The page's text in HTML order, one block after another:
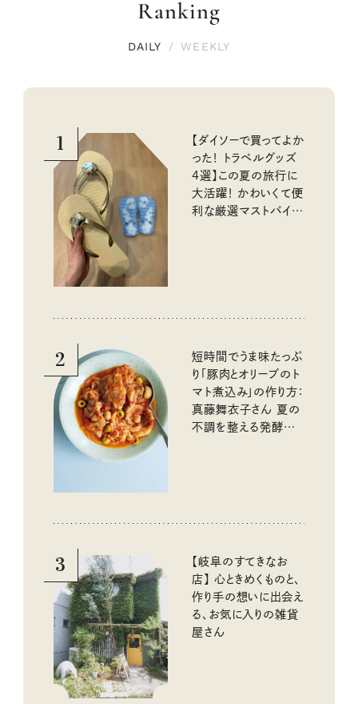
Ranking
DAILY / WEEKLY
1
【ダイソーで買ってよか
った！ トラベルグッズ
4選】この夏の旅行に
大活躍！ かわいくて便
利な厳選マストバイア
2
短時間でうま味たっぷ
り「豚肉とオリーブのト
マト煮込み」の作り方：
真藤舞衣子さん 夏の
不調を整える発酵レ
3
【岐阜のすてきなお
店】 心ときめくものと、
作り手の想いに出会え
る、お気に入りの雑貨
屋さん